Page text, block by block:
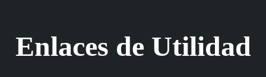
Enlaces de Utilidad